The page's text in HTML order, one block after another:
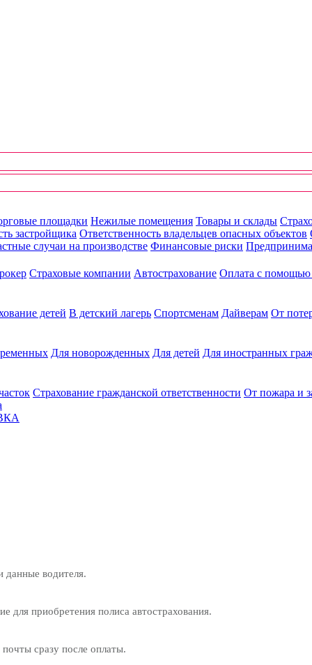
площадки Нежилые помещения Товары и склады
застройщика Ответственность владельцев опасных объектов
случаи на производстве Финансовые риски
Страховые компании Автострахование Оплата с
детей В детский лагерь Спортсменам Дайверам От
Для новорожденных Для детей Для иностранных
Страхование гражданской ответственности От пожара и
данные водителя.
для приобретения полиса автострахования.
сразу после оплаты.